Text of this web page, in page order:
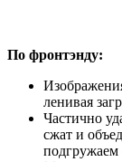
По фронтэнду:
ленивая
Частично
сжат и